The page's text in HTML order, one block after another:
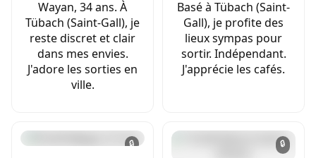
Wayan, 34 ans. À
Tübach (Saint-Gall), je
reste discret et clair
dans mes envies.
J'adore les sorties en
ville.
Basé à Tübach (Saint-
Gall), je profite des
lieux sympas pour
sortir. Indépendant.
J'apprécie les cafés.
🔒 🔒